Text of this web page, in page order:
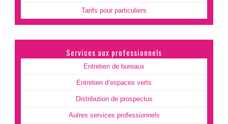
Tarifs pour particuliers
Services aux professionnels
Entretien de bureaux
Entretien d’espaces verts
Distribution de prospectus
Autres services professionnels